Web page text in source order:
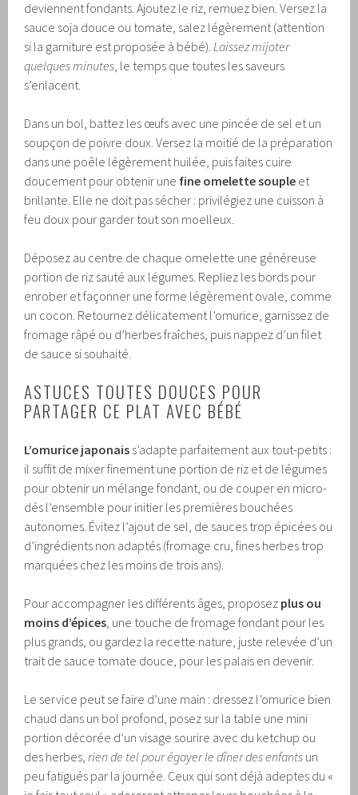
deviennent fondants. Ajoutez le riz, remuez bien. Versez la
sauce soja douce ou tomate, salez légèrement (attention
si la garniture est proposée à bébé).Laissez mijoter
quelques minutes, le temps que toutes les saveurs
s’enlacent.
Dans un bol, battez les œufs avec une pincée de sel et un
soupçon de poivre doux. Versez la moitié de la préparation
dans une poêle légèrement huilée, puis faites cuire
doucement pour obtenir une fine omelette souple et
brillante. Elle ne doit pas sécher : privilégiez une cuisson à
feu doux pour garder tout son moelleux.
Déposez au centre de chaque omelette une généreuse
portion de riz sauté aux légumes. Repliez les bords pour
enrober et façonner une forme légèrement ovale, comme
un cocon. Retournez délicatement l’omurice, garnissez de
fromage râpé ou d’herbes fraîches, puis nappez d’un filet
de sauce si souhaité.
ASTUCES TOUTES DOUCES POUR
PARTAGER CE PLAT AVEC BÉBÉ
L’omurice japonais s’adapte parfaitement aux tout-petits :
il suffit de mixer finement une portion de riz et de légumes
pour obtenir un mélange fondant, ou de couper en micro-
dés l’ensemble pour initier les premières bouchées
autonomes. Évitez l’ajout de sel, de sauces trop épicées ou
d’ingrédients non adaptés (fromage cru, fines herbes trop
marquées chez les moins de trois ans).
Pour accompagner les différents âges, proposez plus ou
moins d’épices, une touche de fromage fondant pour les
plus grands, ou gardez la recette nature, juste relevée d’un
trait de sauce tomate douce, pour les palais en devenir.
Le service peut se faire d’une main : dressez l’omurice bien
chaud dans un bol profond, posez sur la table une mini
portion décorée d’un visage sourire avec du ketchup ou
des herbes,rien de tel pour égayer le dîner des enfants un
peu fatigués par la journée. Ceux qui sont déjà adeptes du «